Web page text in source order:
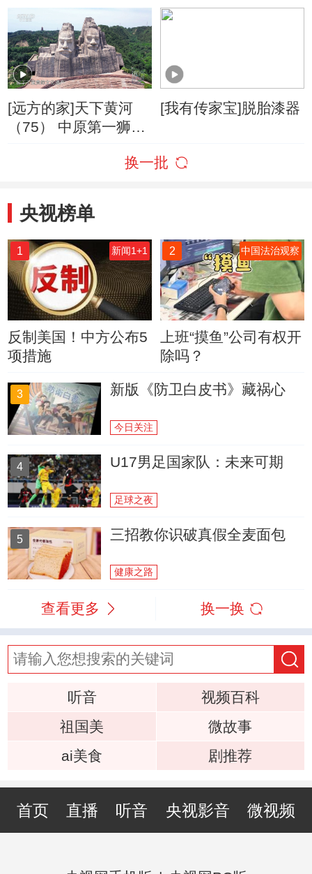
[远方的家]天下黄河
（75） 中原第一狮：
[我有传家宝]脱胎漆器
换一批
央视榜单
1 新闻1+1
反制美国！中方公布5
项措施
2 中国法治观察
上班“摸鱼”公司有权开
除吗？
3 新版《防卫白皮书》藏祸心
今日关注
4 U17男足国家队：未来可期
足球之夜
5 三招教你识破真假全麦面包
健康之路
查看更多 换一换
听音
视频百科
祖国美
微故事
ai美食
剧推荐
首页 直播 听音 央视影音 微视频